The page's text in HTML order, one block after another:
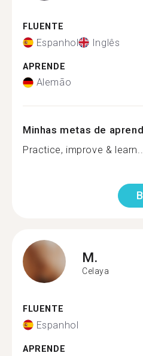
FLUENTE
Espanhol Inglês
APRENDE
Alemão
Minhas metas de
Practice, improve &
M.
Celaya
FLUENTE
Espanhol
APRENDE